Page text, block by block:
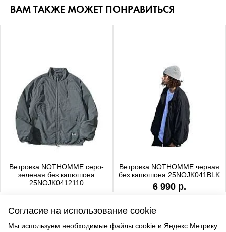
ВАМ ТАКЖЕ МОЖЕТ ПОНРАВИТЬСЯ
Ветровка NOTHOMME серо-
зеленая без капюшона
25NOJK0412110
Ветровка NOTHOMME черная
без капюшона 25NOJK041BLK
6 990 р.
Согласие на использование cookie
Мы используем необходимые файлы cookie и Яндекс.Метрику